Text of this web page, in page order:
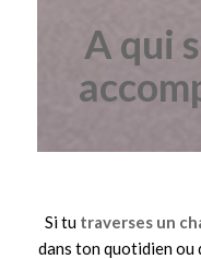
A qui
Si tu traverses un
dans ton quotidien ou